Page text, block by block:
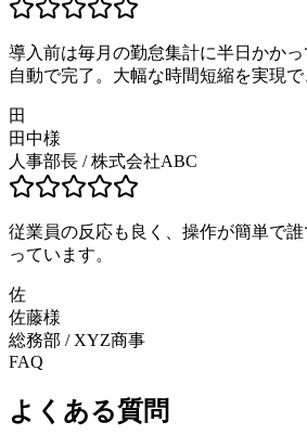
導入前は毎月の勤怠集計に半日かか
自動で完了。大幅な時間短縮を実現で
田
田中様
人事部長 /株式会社ABC
従業員の反応も良く、操作が簡単で
っています。
佐
佐藤様
総務部 / XYZ商事
FAQ
よくある質問